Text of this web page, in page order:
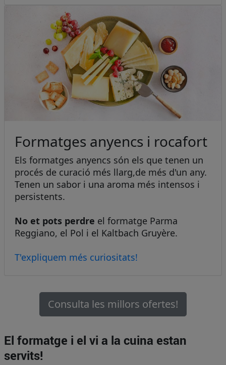
Formatges anyencs i rocafort
Els formatges anyencs són els que tenen un
procés de curació més llarg,de més d'un any.
Tenen un sabor i una aroma més intensos i
persistents.
No et pots perdre el formatge Parma
Reggiano, el Pol i el Kaltbach Gruyère.
T'expliquem més curiositats!
Consulta les millors ofertes!
El formatge i el vi a la cuina estan
servits!